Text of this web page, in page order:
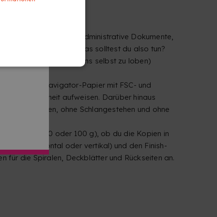
offizielle oder administrative Dokumente,
drucken musst. Was solltest du also tun?
Copykrea (nicht um uns selbst zu loben)
Navigator-Papier mit FSC- und
und Klarheit aufweisen. Darüber hinaus
Wartezeiten, ohne Schlangestehen und ohne
(80 oder 100 g), ob du die Kopien in
(horizontal oder vertikal) und den Finish-
für die Spiralen, Deckblätter und Rückseiten an.